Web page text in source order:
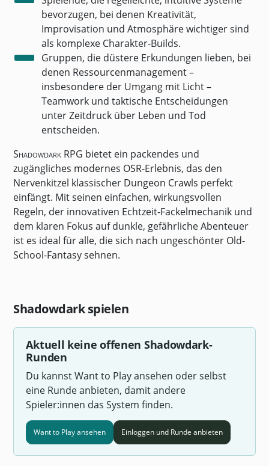
bevorzugen, bei denen Kreativität,
Improvisation und Atmosphäre wichtiger sind
als komplexe Charakter-Builds.
Gruppen, die düstere Erkundungen lieben, bei
denen Ressourcenmanagement –
insbesondere der Umgang mit Licht –
Teamwork und taktische Entscheidungen
unter Zeitdruck über Leben und Tod
entscheiden.
Shadowdark RPG bietet ein packendes und
zugängliches modernes OSR-Erlebnis, das den
Nervenkitzel klassischer Dungeon Crawls perfekt
einfängt. Mit seinen einfachen, wirkungsvollen
Regeln, der innovativen Echtzeit-Fackelmechanik und
dem klaren Fokus auf dunkle, gefährliche Abenteuer
ist es ideal für alle, die sich nach ungeschönter Old-
School-Fantasy sehnen.
Shadowdark spielen
Aktuell keine offenen Shadowdark-
Runden
Du kannst Want to Play ansehen oder selbst
eine Runde anbieten, damit andere
Spieler:innen das System finden.
Want to Play ansehen Einloggen und Runde anbieten